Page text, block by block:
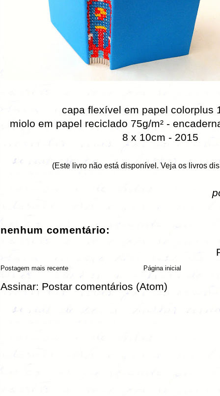
capa flexível em papel colorplus
miolo em papel reciclado 75g/m² -
8 x 10cm - 2015
(Este livro não está disponível. Veja os livros
nenhum comentário:
Postagem mais recente Página inicial
Assinar: Postar comentários (Atom)